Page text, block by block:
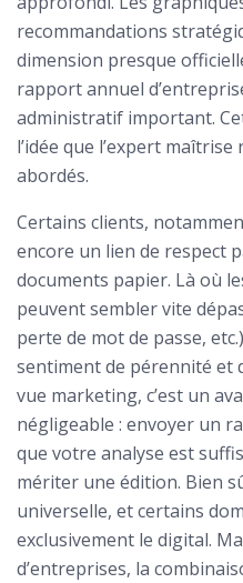
recommandations
dimension presque
rapport annuel
administratif important.
l’idée que l’expert
abordés.
Certains clients,
encore un lien de respect
documents papier. Là où
peuvent sembler vite
perte de mot de passe,
sentiment de pérennité et
vue marketing, c’est un
négligeable : envoyer un
que votre analyse est
mériter une édition. Bien
universelle, et certains
exclusivement le digital.
d’entreprises, la